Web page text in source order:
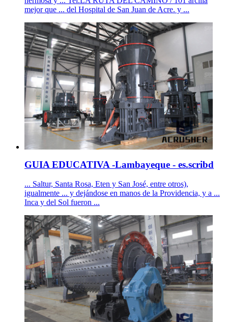
mejor que ... del Hospital de San Juan de Acre. y ...
GUIA EDUCATIVA -Lambayeque - es.scribd
... Saltur, Santa Rosa, Eten y San José, entre otros),
igualmente ... y dejándose en manos de la Providencia, y a ...
Inca y del Sol fueron ...